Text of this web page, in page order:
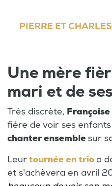
PIERRE ET
Une mère
mari et de
Très discrète, Françoise
fière de voir ses
chanter ensemblesur
Leurtournée en trioa
et s'achèvera en avril